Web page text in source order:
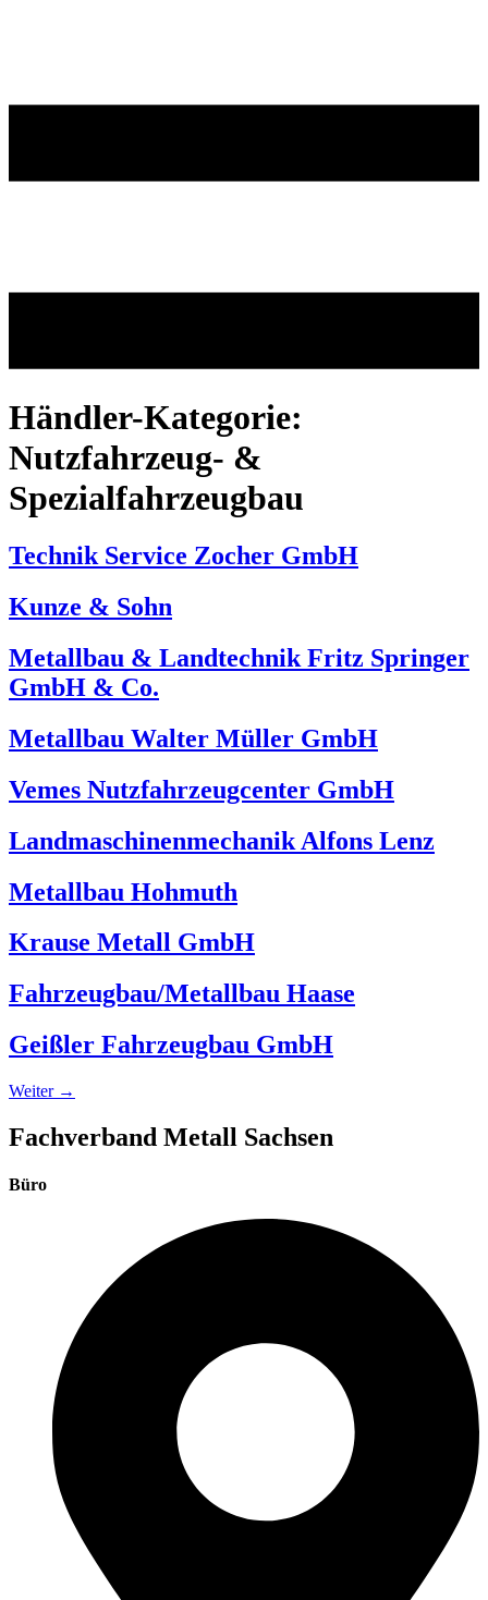
Händler-Kategorie:
Nutzfahrzeug- &
Spezialfahrzeugbau
Technik Service Zocher GmbH
Kunze & Sohn
Metallbau & Landtechnik Fritz Springer
GmbH & Co.
Metallbau Walter Müller GmbH
Vemes Nutzfahrzeugcenter GmbH
Landmaschinenmechanik Alfons Lenz
Metallbau Hohmuth
Krause Metall GmbH
Fahrzeugbau/Metallbau Haase
Geißler Fahrzeugbau GmbH
Weiter →
Fachverband Metall Sachsen
Büro